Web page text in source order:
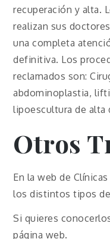
recuperación y alta.
realizan sus
una completa
definitiva. Los
reclamados son:
abdominoplastia,
lipoescultura de alta
Otros
En la web de
los distintos tipos
Si quieres
página web.